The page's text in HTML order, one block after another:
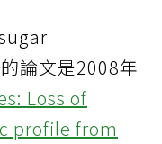
論文是2008年
Loss of
profile from